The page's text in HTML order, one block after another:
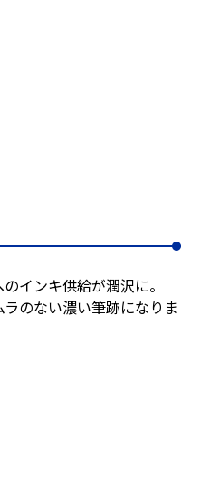
インキ供給が潤沢に。
のない濃い筆跡になりま